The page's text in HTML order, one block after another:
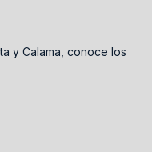
y Calama, conoce los